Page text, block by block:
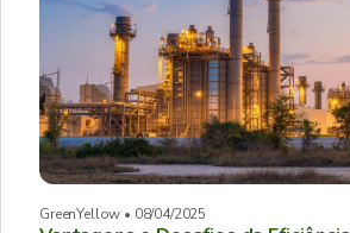
GreenYellow • 08/04/2025